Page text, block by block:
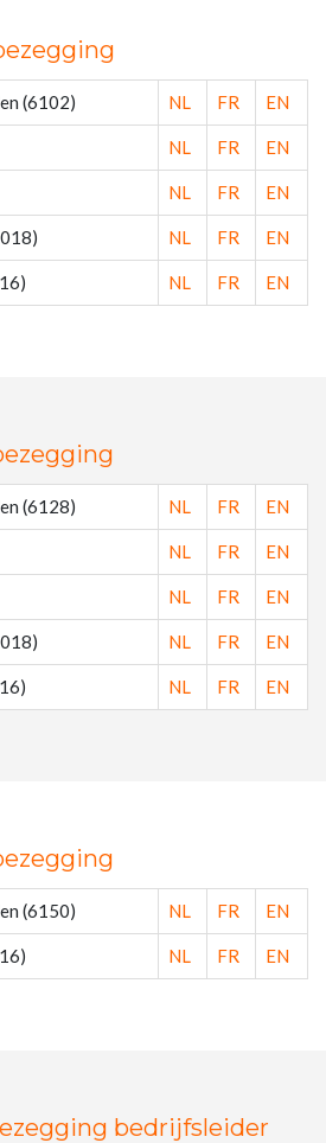
(6102) NL FR EN
NL FR EN
NL FR EN
NL FR EN
NL FR EN
(6128) NL FR EN
NL FR EN
NL FR EN
NL FR EN
NL FR EN
(6150) NL FR EN
NL FR EN
bedrijfsleider